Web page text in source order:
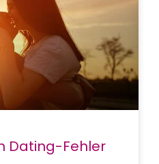
Dating-Fehler